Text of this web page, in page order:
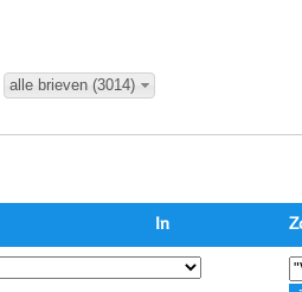
alle brieven (3014)
In